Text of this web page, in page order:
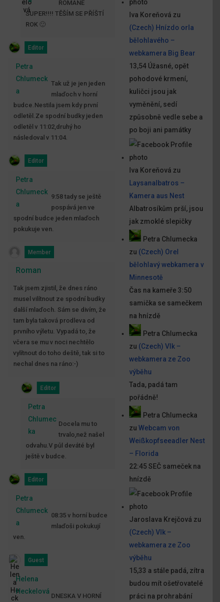
Iva Koreňová zu
(Czech) Hnízdo orla
bělohlavého –
webkamera Big Bear
13,54 Úžasné, opět
pohodové krmení,
kuličci jsou jak
vyměnění, sedí
způsobně vedle sebe a
po boji ani památky
Iva Koreňová zu
Laysanalbatros –
Kamera aus Nest
Albatrosíkům prší, jsou
jak zmoklé slepičky
Petra Chlumecka
zu (Czech) Orel
bělohlavý webkamera v
Minnesotě
Čas na kameře 3:50
samička se samečkem
na hnízdě
Petra Chlumecka
zu (Czech) Vlk –
webkamera ze Zoo
výběhu
Tada, padá tam
pořádně!
Petra Chlumecka
zu Webcam von
Weißkopfseeadler Nest
– Florida
22:45 SEČ sameček na
hnízdě
Jaroslava Krejčová zu
(Czech) Vlk –
webkamera ze Zoo
výběhu
15,33 a stále padá, zítra
budou mít ošetřovatelé
práci na prohrabání
ROMANE
SUPER!!!! TĚŠÍM SE PŘÍŠTÍ
ROK 🙂
Editor
Petra
Chlumeck
a
Tak už je jen jeden
mlaďoch v horní
budce.Nestila jsem kdy první
odletěl.Ze spodní budky jeden
odletěl v 11:02,druhý ho
následoval v 11:04.
Editor
Petra
Chlumeck
a
9:58 tady se ještě
pospává jen ve
spodní budce jeden mlaďoch
pokukuje ven.
Member
Roman
Tak jsem zjistil, že dnes ráno
musel vilítnout ze spodní budky
další mlaďoch. Sám se divím, že
tam byla taková prodleva od
prvního výletu. Vypadá to, že
včera se mu v noci nechtělo
vylítnout do toho deště, tak si to
nechal dnes na ráno:-)
Editor
Petra
Chlumec
ka
Docela mu to
trvalo,než našel
odvahu.V půl deváté byl
ještě v budce.
Editor
Petra
Chlumeck
a
08:35 v horní budce
mlaďoši pokukují
ven.
Guest
Helena
Heckelová
DNESKA V HORNÍ